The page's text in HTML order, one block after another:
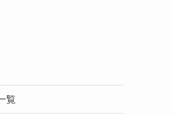
覧